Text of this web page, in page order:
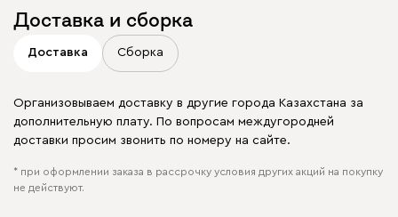
Доставка и сборка
Доставка Сборка
Организовываем доставку в другие города Казахстана за
дополнительную плату. По вопросам междугородней
доставки просим звонить по номеру на сайте.
* при оформлении заказа в рассрочку условия других акций на покупку
не действуют.